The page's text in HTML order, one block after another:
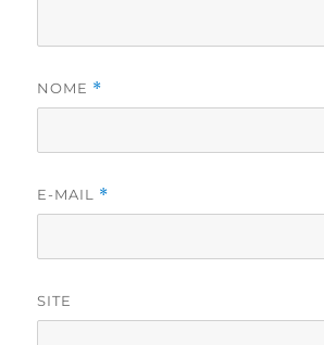
NOME *
E-MAIL *
SITE